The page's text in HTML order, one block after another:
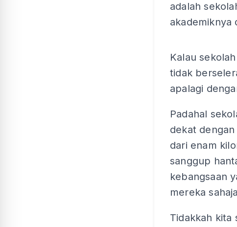
adalah
akademiknya
Kalau
tidak
apalagi
Padahal
dekat
dari enam
sanggup
kebangsaan
mereka
Tidakkah kita